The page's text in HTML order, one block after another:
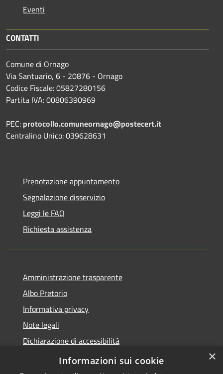
Eventi
CONTATTI
Comune di Ornago
Via Santuario, 6 - 20876 - Ornago
Codice Fiscale: 05827280156
Partita IVA: 00806390969
PEC: protocollo.comuneornago@postecert.it
Centralino Unico: 039628631
Prenotazione appuntamento
Segnalazione disservizio
Leggi le FAQ
Richiesta assistenza
Amministrazione trasparente
Albo Pretorio
Informativa privacy
Note legali
Dichiarazione di accessibilità
Obiettivi di accessibilità
×
Informazioni sui cookie